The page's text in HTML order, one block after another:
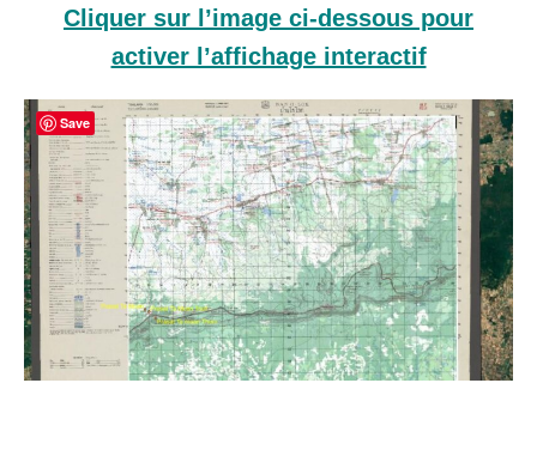
Cliquer sur l’image ci-dessous pour
activer l’affichage interactif
Save